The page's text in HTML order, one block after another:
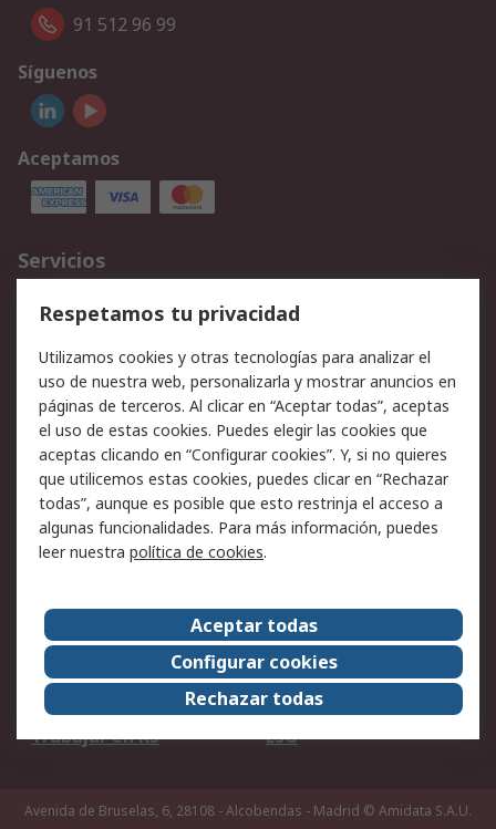
91 512 96 99
Síguenos
Aceptamos
Servicios
Cómo realizar pedidos
Devoluciones
Facturación y pago
Ofertas
Soporte técnico
Legal
Aviso legal
Política de privacidad -
Actualizada
Política sobre cookies
Seguridad de emails
Certificaciones de
Condiciones de venta
Acerca de RS
Acerca de RS
RS Group
RS en el mundo
Sala de prensa
Trabajar en RS
ESG
Avenida de Bruselas, 6, 28108 - Alcobendas - Madrid © Amidata S.A.U.
Respetamos tu privacidad
Utilizamos cookies y otras tecnologías para analizar el
uso de nuestra web, personalizarla y mostrar anuncios en
páginas de terceros. Al clicar en “Aceptar todas”, aceptas
el uso de estas cookies. Puedes elegir las cookies que
aceptas clicando en “Configurar cookies”. Y, si no quieres
que utilicemos estas cookies, puedes clicar en “Rechazar
todas”, aunque es posible que esto restrinja el acceso a
algunas funcionalidades. Para más información, puedes
leer nuestra política de cookies.
Aceptar todas
Configurar cookies
Rechazar todas